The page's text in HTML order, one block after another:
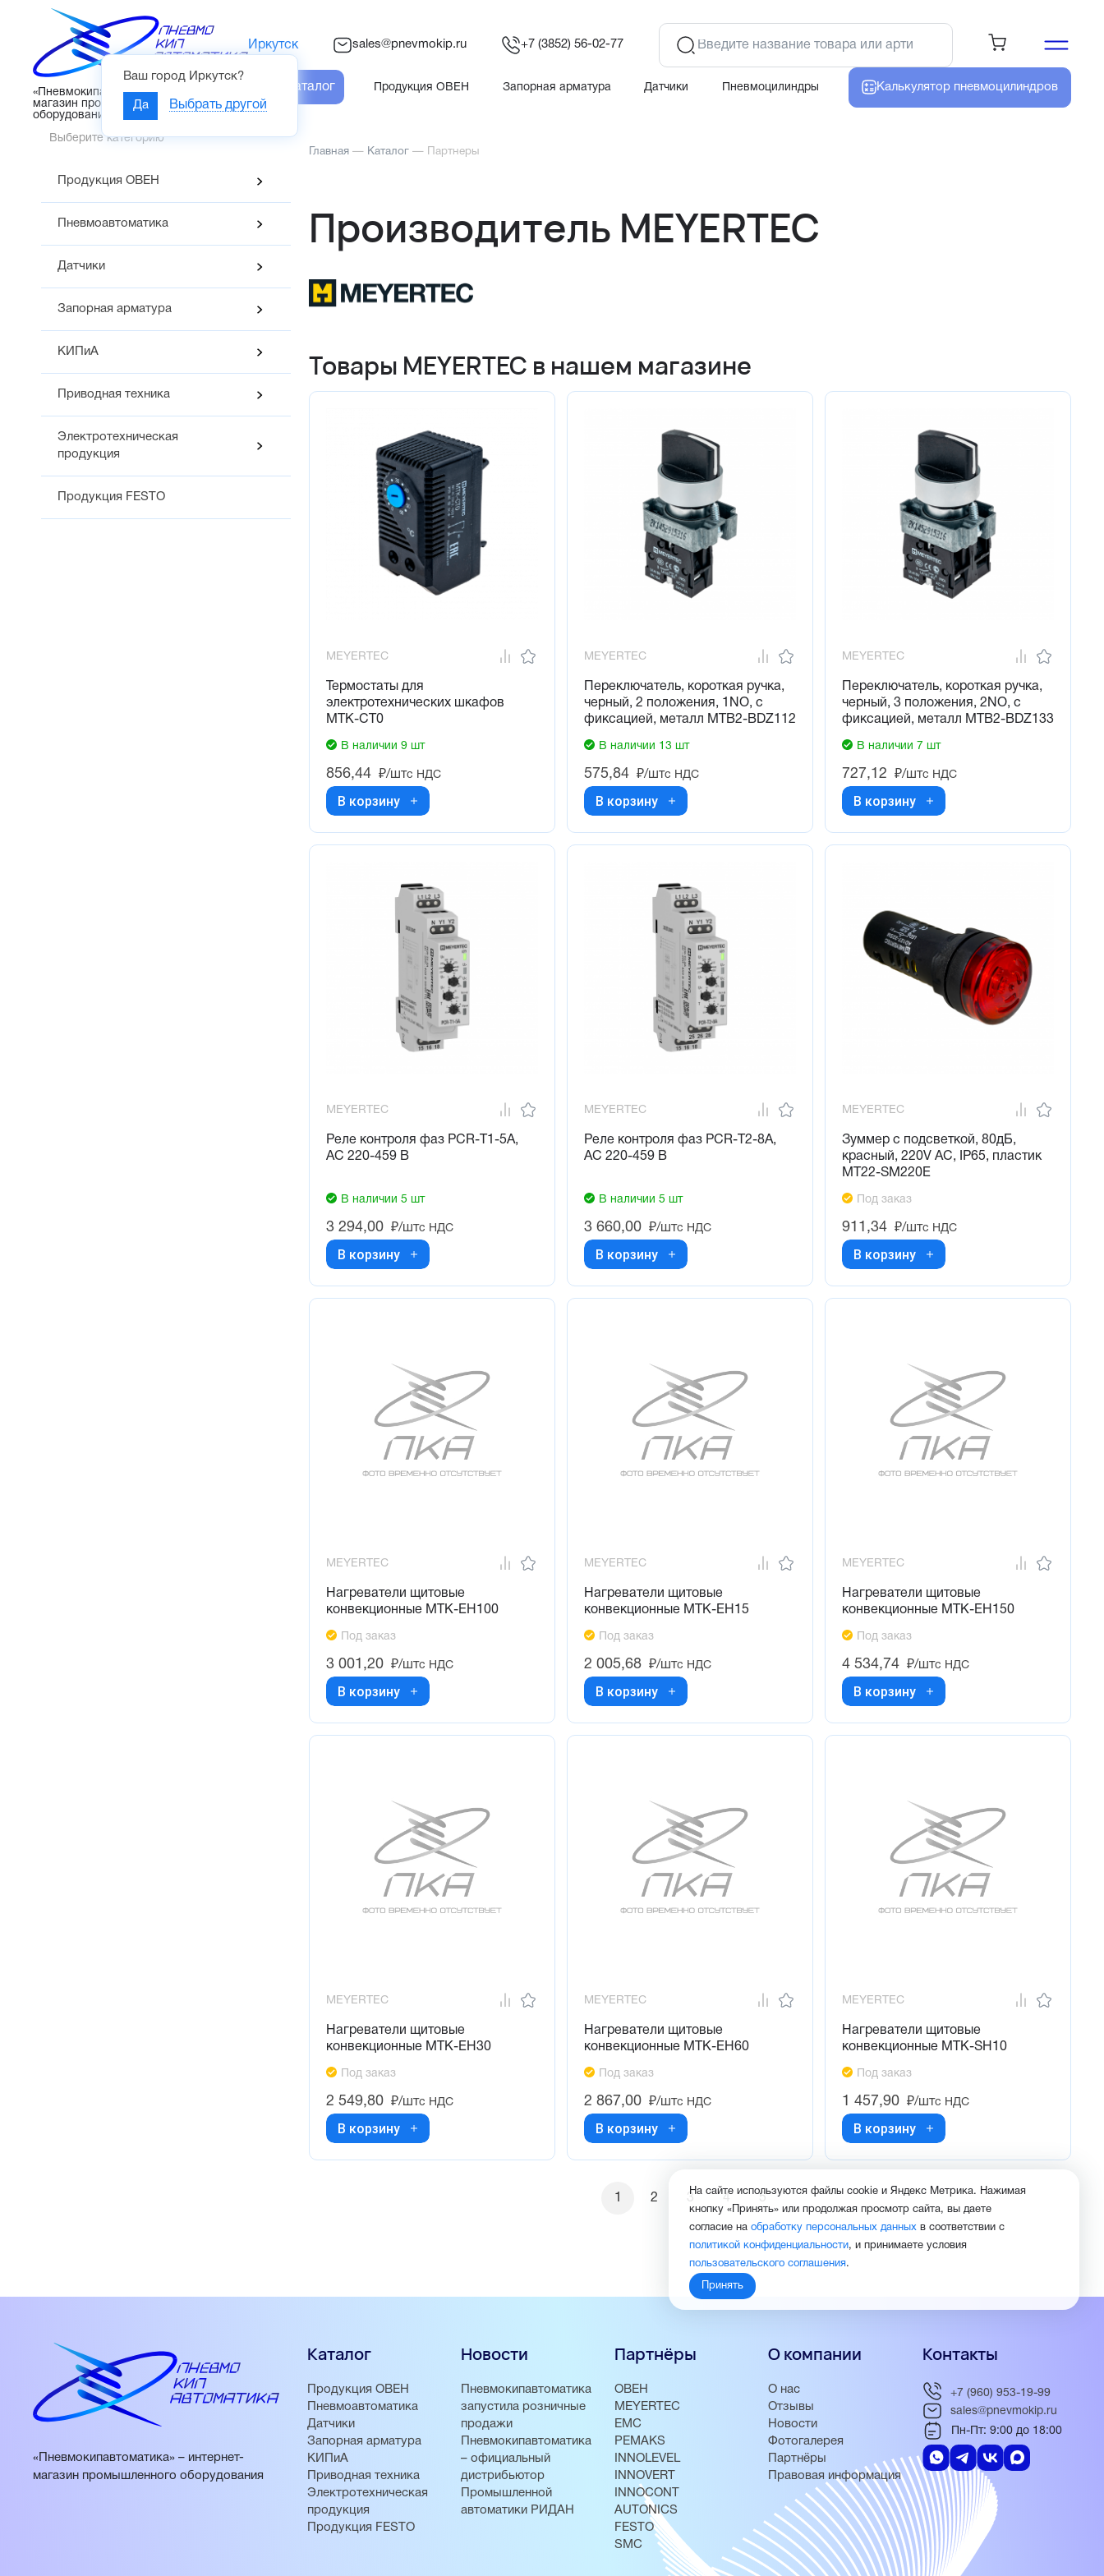
«Пневмокипавтоматика» – интернет-
магазин промышленного
оборудования
Иркутск
Ваш город Иркутск?
Да Выбрать другой
sales@pnevmokip.ru +7 (3852) 56-02-77
Каталог Продукция ОВЕН Запорная арматура Датчики Пневмоцилиндры Калькулятор пневмоцилиндров
Выберите категорию
Продукция ОВЕН
Пневмоавтоматика
Датчики
Запорная арматура
КИПиА
Приводная техника
Электротехническая
продукция
Продукция FESTO
Главная — Каталог — Партнеры
Производитель MEYERTEC
Товары MEYERTEC в нашем магазине
MEYERTEC
Термостаты для
электротехнических шкафов
MTK-CT0
В наличии 9 шт
856,44 ₽/штс НДС
В корзину
MEYERTEC
Переключатель, короткая ручка,
черный, 2 положения, 1NO, с
фиксацией, металл MTB2-BDZ112
В наличии 13 шт
575,84 ₽/штс НДС
В корзину
MEYERTEC
Переключатель, короткая ручка,
черный, 3 положения, 2NO, с
фиксацией, металл MTB2-BDZ133
В наличии 7 шт
727,12 ₽/штс НДС
В корзину
MEYERTEC
Реле контроля фаз PCR-T1-5A,
AC 220-459 В
В наличии 5 шт
3 294,00 ₽/штс НДС
В корзину
MEYERTEC
Реле контроля фаз PCR-Т2-8А,
AC 220-459 В
В наличии 5 шт
3 660,00 ₽/штс НДС
В корзину
MEYERTEC
Зуммер с подсветкой, 80дБ,
красный, 220V AС, IP65, пластик
MT22-SM220E
Под заказ
911,34 ₽/штс НДС
В корзину
MEYERTEC
Нагреватели щитовые
конвекционные MTK-EH100
Под заказ
3 001,20 ₽/штс НДС
В корзину
MEYERTEC
Нагреватели щитовые
конвекционные MTK-EH15
Под заказ
2 005,68 ₽/штс НДС
В корзину
MEYERTEC
Нагреватели щитовые
конвекционные MTK-EH150
Под заказ
4 534,74 ₽/штс НДС
В корзину
MEYERTEC
Нагреватели щитовые
конвекционные MTK-EH30
Под заказ
2 549,80 ₽/штс НДС
В корзину
MEYERTEC
Нагреватели щитовые
конвекционные MTK-EH60
Под заказ
2 867,00 ₽/штс НДС
В корзину
MEYERTEC
Нагреватели щитовые
конвекционные MTK-SH10
Под заказ
1 457,90 ₽/штс НДС
В корзину
2 3 4 5
«Пневмокипавтоматика» – интернет-
магазин промышленного оборудования
Каталог
Продукция ОВЕН
Пневмоавтоматика
Датчики
Запорная арматура
КИПиА
Приводная техника
Электротехническая
продукция
Продукция FESTO
Новости
Пневмокипавтоматика
запустила розничные
продажи
Пневмокипавтоматика
– официальный
дистрибьютор
Промышленной
автоматики РИДАН
Партнёры
ОВЕН
MEYERTEC
EMC
PEMAKS
INNOLEVEL
INNOVERT
INNOCONT
AUTONICS
FESTO
SMC
О компании
О нас
Отзывы
Новости
Фотогалерея
Партнёры
Правовая информация
Контакты
+7 (960) 953-19-99
sales@pnevmokip.ru
Пн-Пт: 9:00 до 18:00
На сайте используются файлы cookie и Яндекс Метрика. Нажимая
кнопку «Принять» или продолжая просмотр сайта, вы даете
согласие на обработку персональных данных в соответствии с
политикой конфиденциальности, и принимаете условия
пользовательского соглашения.
Принять